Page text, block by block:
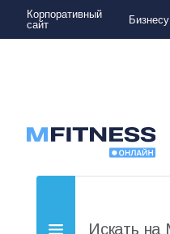
Корпоративный
сайт
Бизнесу